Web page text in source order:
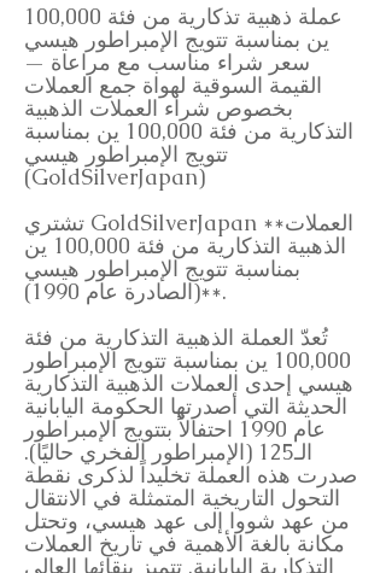
عملة ذهبية تذكارية من فئة 100,000
ين بمناسبة تتويج الإمبراطور هيسي
— سعر شراء مناسب مع مراعاة
القيمة السوقية لهواة جمع العملات
بخصوص شراء العملات الذهبية
التذكارية من فئة 100,000 ين بمناسبة
تتويج الإمبراطور هيسي
(GoldSilverJapan)
تشتري GoldSilverJapan **العملات
الذهبية التذكارية من فئة 100,000 ين
بمناسبة تتويج الإمبراطور هيسي
(الصادرة عام 1990)**.
تُعدّ العملة الذهبية التذكارية من فئة
100,000 ين بمناسبة تتويج الإمبراطور
هيسي إحدى العملات الذهبية التذكارية
الحديثة التي أصدرتها الحكومة اليابانية
عام 1990 احتفالاً بتتويج الإمبراطور
الـ125 (الإمبراطور الفخري حاليًا).
صدرت هذه العملة تخليداً لذكرى نقطة
التحول التاريخية المتمثلة في الانتقال
من عهد شووا إلى عهد هيسي، وتحتل
مكانة بالغة الأهمية في تاريخ العملات
التذكارية اليابانية. تتميز بنقائها العالي